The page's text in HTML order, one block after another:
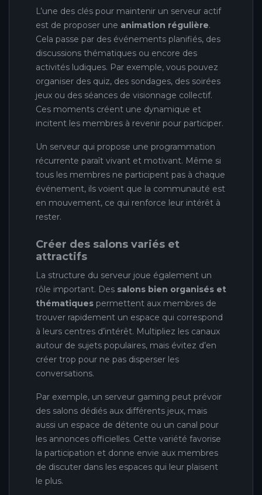
L’une des clés pour maintenir un serveur actif
est de proposer une animation régulière.
Cela passe par des événements planifiés, des
discussions thématiques ou encore des
activités ludiques. Par exemple, vous pouvez
organiser des quiz, des sondages, des soirées
jeux ou des séances de visionnage collectif.
Ces moments créent une dynamique et
incitent les membres à revenir pour participer.
Un serveur qui propose une programmation
récurrente paraît vivant et motivant. Même si
tous les membres ne participent pas à chaque
événement, ils voient que la communauté est
en mouvement, ce qui renforce leur intérêt à
rester.
Créer des salons variés et
attractifs
La structure du serveur joue également un
rôle important. Des salons bien organisés et
thématiques permettent aux membres de
trouver rapidement un espace qui correspond
à leurs centres d’intérêt. Multipliez les canaux
autour de sujets populaires, mais évitez d’en
créer trop pour ne pas disperser les
conversations.
Par exemple, un serveur gaming peut prévoir
des salons dédiés aux différents jeux, mais
aussi un espace de détente ou un canal pour
les annonces officielles. Cette variété favorise
la participation et donne envie aux membres
de discuter dans les espaces qui leur plaisent
le plus.